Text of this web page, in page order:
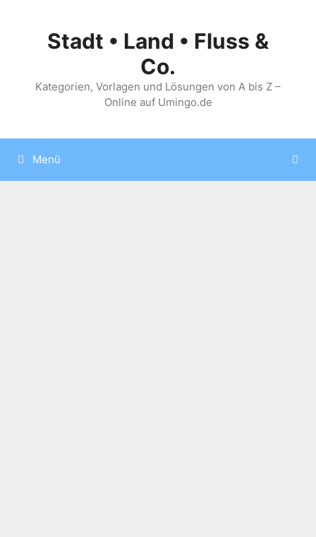
springenStadt • Land • Fluss &
Co.
Kategorien, Vorlagen und Lösungen von A bis Z –
Online auf Umingo.de
Menü